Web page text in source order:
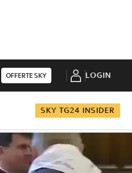
OFFERTE SKY LOGIN
SKY TG24 INSIDER